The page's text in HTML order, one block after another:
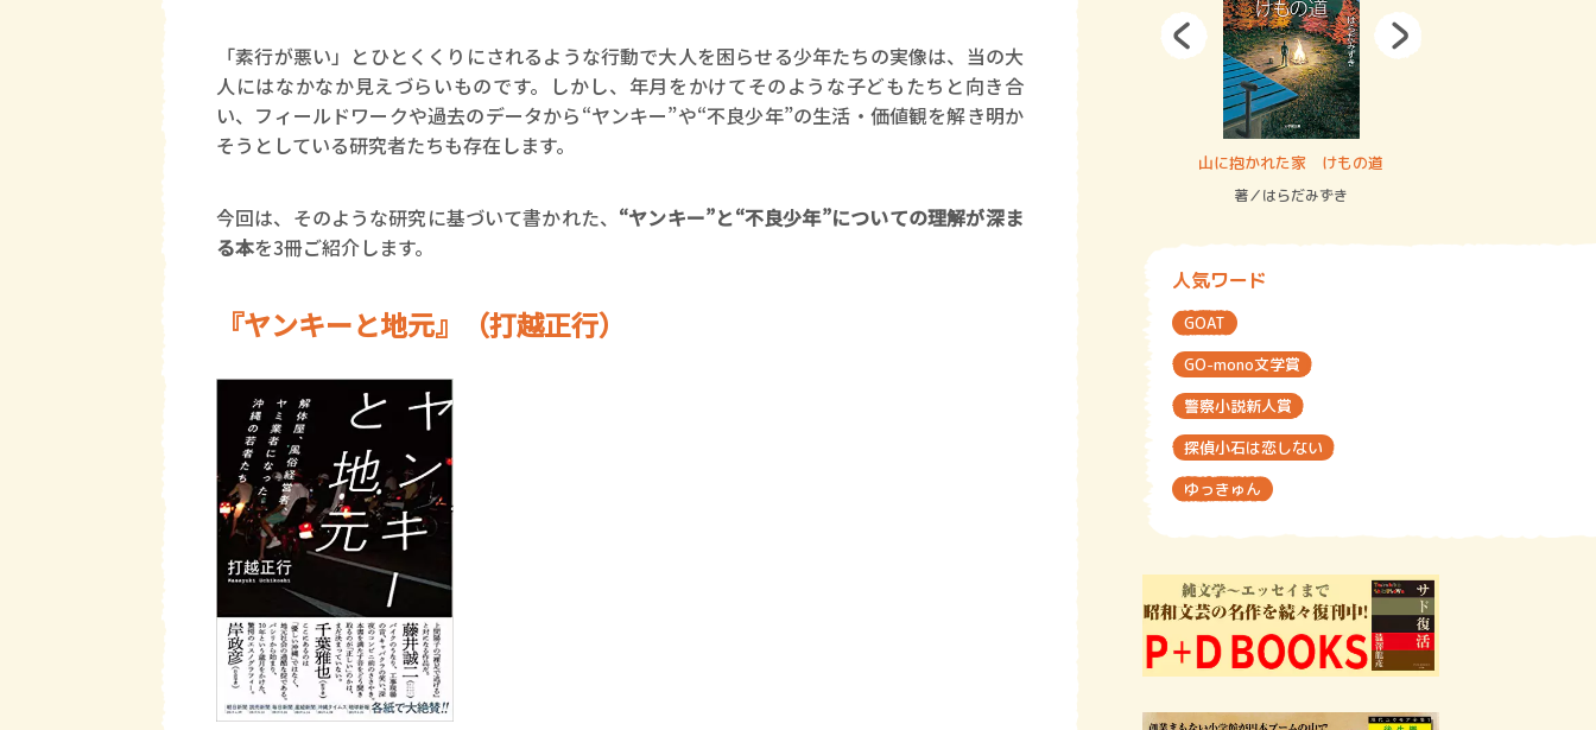
「素行が悪い」とひとくくりにされるような行動で大人を困らせる少年たちの実像は、当の大
人にはなかなか見えづらいものです。しかし、年月をかけてそのような子どもたちと向き合
い、フィールドワークや過去のデータから“ヤンキー”や“不良少年”の生活・価値観を解き明か
そうとしている研究者たちも存在します。
今回は、そのような研究に基づいて書かれた、 “ヤンキー”と“不良少年”についての理解が深ま
る本を3冊ご紹介します。
『ヤンキーと地元』（打越正行）
ロボット・イン・ザ・システム 山に抱かれた家 けもの道
著／はらだみずき
人気ワード
GOAT
GO-mono文学賞
警察小説新人賞
探偵小石は恋しない
ゆっきゅん